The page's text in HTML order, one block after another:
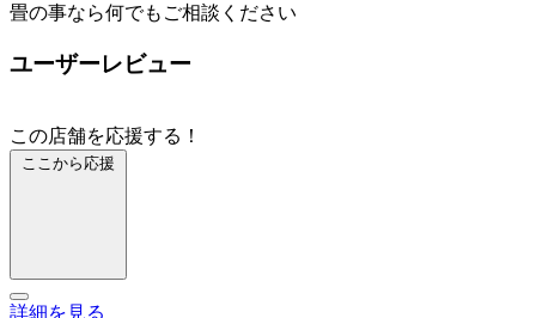
畳の事なら何でもご相談ください
ユーザーレビュー
この店舗を応援する！
ここから応援
詳細を見る